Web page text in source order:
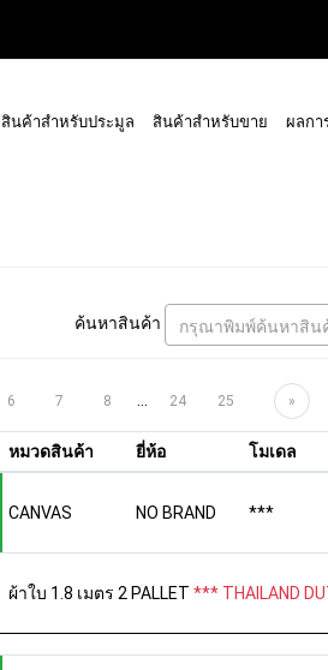
สินค้าสำหรับประมูล สินค้าสำหรับขาย ผลกา
ค้นหาสินค้า กรุณาพิมพ์ค้นหาสิน
6 7 8 24 25 »
หมวดสินค้า ยี่ห้อ โมเดล
CANVAS NO BRAND ***
ผ้าใบ 1.8 เมตร 2 PALLET *** THAILAND